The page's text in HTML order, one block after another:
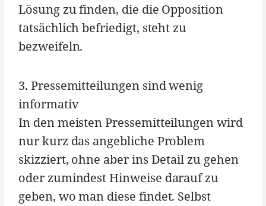
Lösung zu finden, die die Opposition
tatsächlich befriedigt, steht zu
bezweifeln.
3. Pressemitteilungen sind wenig
informativ
In den meisten Pressemitteilungen wird
nur kurz das angebliche Problem
skizziert, ohne aber ins Detail zu gehen
oder zumindest Hinweise darauf zu
geben, wo man diese findet. Selbst